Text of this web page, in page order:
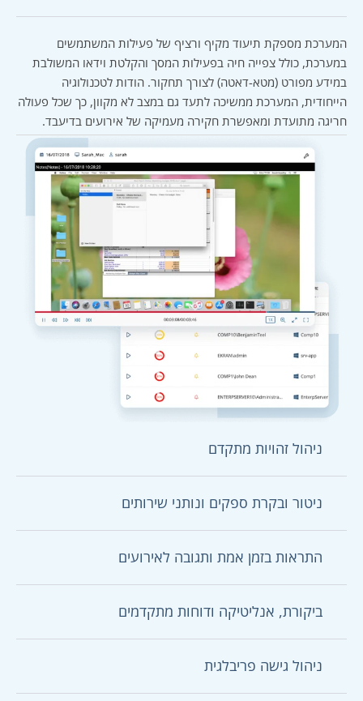
המערכת מספקת תיעוד מקיף ורציף של פעילות המשתמשים
במערכת, כולל צפייה חיה בפעילות המסך והקלטת וידאו המשולבת
במידע מפורט (מטא-דאטה) לצורך תחקור. הודות לטכנולוגיה
הייחודית, המערכת ממשיכה לתעד גם במצב לא מקוון, כך שכל פעולה
חריגה מתועדת ומאפשרת חקירה מעמיקה של אירועים בדיעבד.
ניהול זהויות מתקדם
ניטור ובקרת ספקים ונותני שירותים
התראות בזמן אמת ותגובה לאירועים
ביקורת, אנליטיקה ודוחות מתקדמים
ניהול גישה פריבלגית